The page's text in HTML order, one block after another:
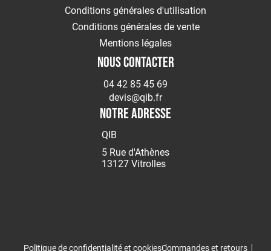
Conditions générales d'utilisation
Conditions générales de vente
Mentions légales
NOUS CONTACTER
04 42 85 45 69
devis@qib.fr
NOTRE ADRESSE
QIB
5 Rue d'Athènes
13127 Vitrolles
Politique de confidentialité et cookiesCommandes et retours